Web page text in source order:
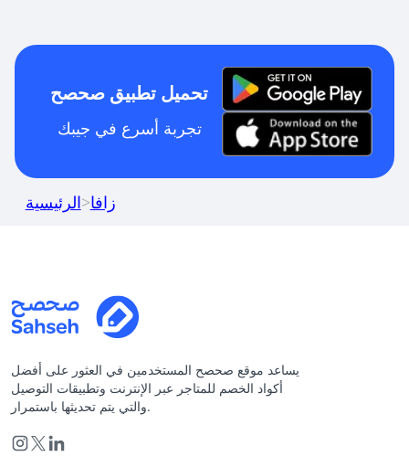
تحميل تطبيق صحصح
تجربة أسرع في جيبك
الرئيسية>زافا
يساعد موقع صحصح المستخدمين في العثور على أفضل
أكواد الخصم للمتاجر عبر الإنترنت وتطبيقات التوصيل
والتي يتم تحديثها باستمرار.